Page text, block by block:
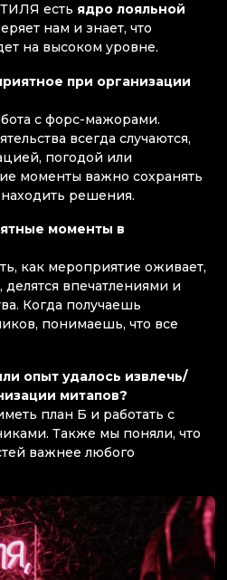
есть ядро лояльной
нам и знает, что
на высоком уровне.
при организации
с форс-мажорами.
всегда случаются,
погодой или
моменты важно сохранять
решения.
моменты в
как мероприятие оживает,
делятся впечатлениями и
Когда получаешь
понимаешь, что все
опыт удалось извлечь/
митапов?
план Б и работать с
Также мы поняли, что
важнее любого